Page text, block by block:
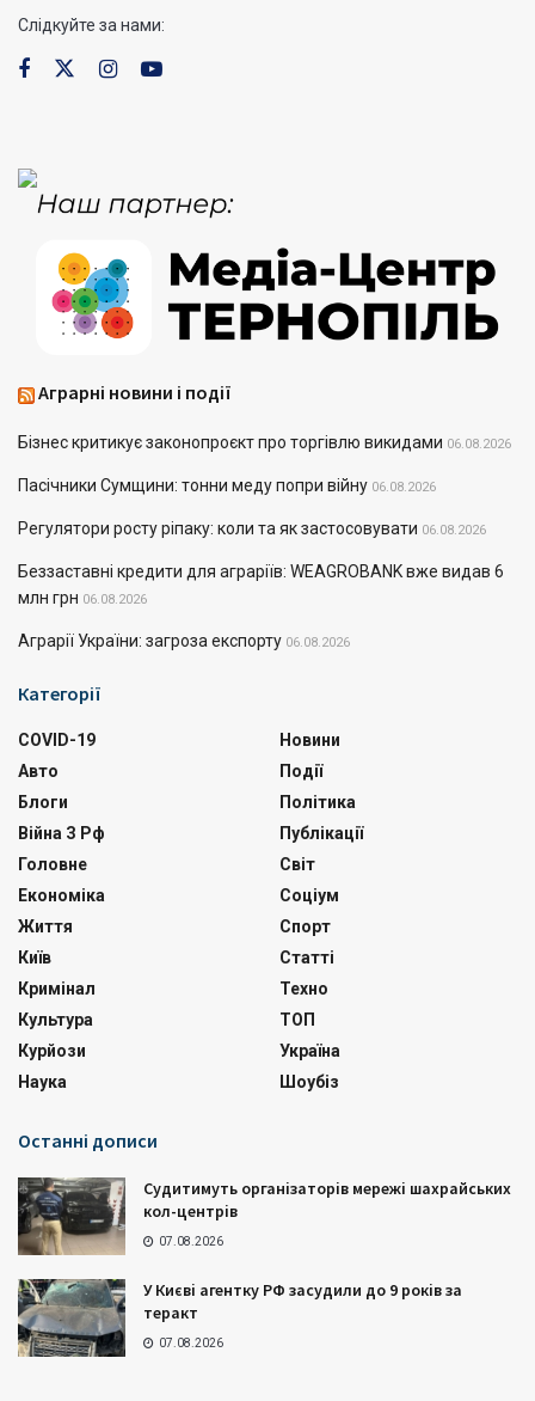
Слідкуйте за нами:
Аграрні новини і події
Бізнес критикує законопроєкт про торгівлю викидами 06.08.2026
Пасічники Сумщини: тонни меду попри війну 06.08.2026
Регулятори росту ріпаку: коли та як застосовувати 06.08.2026
Беззаставні кредити для аграріїв: WEAGROBANK вже видав 6
млн грн 06.08.2026
Аграрії України: загроза експорту 06.08.2026
Категорії
COVID-19
Авто
Блоги
Війна З Рф
Головне
Економіка
Життя
Київ
Кримінал
Культура
Курйози
Наука
Новини
Події
Політика
Публікації
Світ
Соціум
Спорт
Статті
Техно
ТОП
Україна
Шоубіз
Останні дописи
Судитимуть організаторів мережі шахрайських
кол-центрів
07.08.2026
У Києві агентку РФ засудили до 9 років за
теракт
07.08.2026